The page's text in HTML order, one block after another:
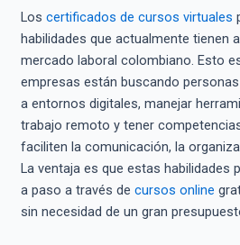
Los certificados de cursos virtuales
habilidades que actualmente tienen
mercado laboral colombiano. Esto
empresas están buscando
a entornos digitales, manejar
trabajo remoto y tener
faciliten la comunicación, la
La ventaja es que estas habilidades
a paso a través de cursos online
sin necesidad de un gran